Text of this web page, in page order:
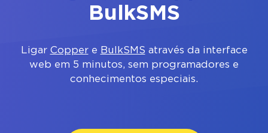
BulkSMS
Ligar Coppere BulkSMS através da interface
web em 5 minutos, sem programadores e
conhecimentos especiais.